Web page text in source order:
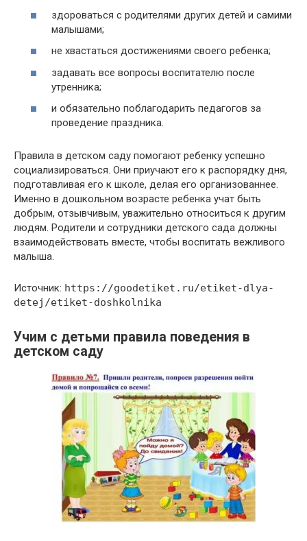
здороваться с родителями других детей и самими
малышами;
не хвастаться достижениями своего ребенка;
задавать все вопросы воспитателю после
утренника;
и обязательно поблагодарить педагогов за
проведение праздника.
Правила в детском саду помогают ребенку успешно
социализироваться. Они приучают его к распорядку дня,
подготавливая его к школе, делая его организованнее.
Именно в дошкольном возрасте ребенка учат быть
добрым, отзывчивым, уважительно относиться к другим
людям. Родители и сотрудники детского сада должны
взаимодействовать вместе, чтобы воспитать вежливого
малыша.
Источник: https://goodetiket.ru/etiket-dlya-
detej/etiket-doshkolnika
Учим с детьми правила поведения в
детском саду